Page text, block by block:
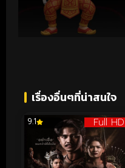
เรื่องอื่นๆที่น่าสนใจ
Full HD
9.1